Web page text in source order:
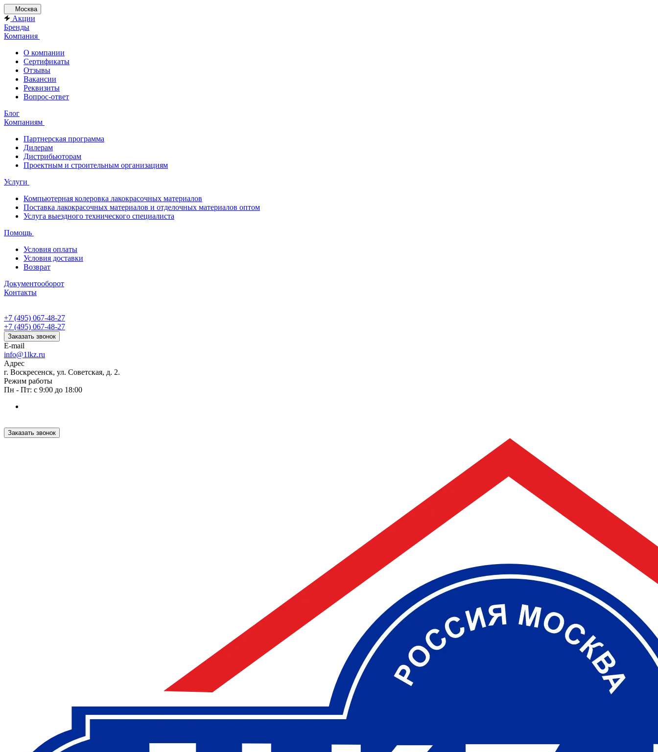
Москва
Акции
Бренды
Компания
О компании
Сертификаты
Отзывы
Вакансии
Реквизиты
Вопрос-ответ
Блог
Компаниям
Партнерская программа
Дилерам
Дистрибьюторам
Проектным и строительным организациям
Услуги
Компьютерная колеровка лакокрасочных материалов
Поставка лакокрасочных материалов и отделочных материалов оптом
Услуга выездного технического специалиста
Помощь
Условия оплаты
Условия доставки
Возврат
Документооборот
Контакты
+7 (495) 067-48-27
+7 (495) 067-48-27
Заказать звонок
E-mail
info@1lkz.ru
Адрес
г. Воскресенск, ул. Советская, д. 2.
Режим работы
Пн - Пт: с 9:00 до 18:00
Заказать звонок